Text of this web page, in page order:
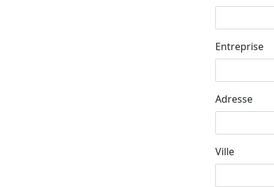
Entreprise
Adresse
Ville